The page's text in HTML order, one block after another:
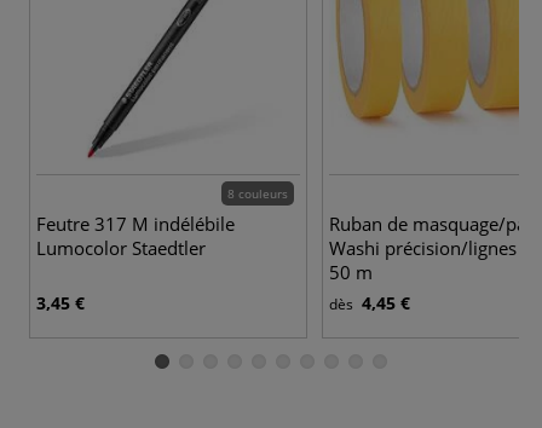
8 couleurs
Feutre 317 M indélébile
Lumocolor Staedtler
3,45 €
Ruban de masquage/
Washi précision/lignes
50 m
dès 4,45 €